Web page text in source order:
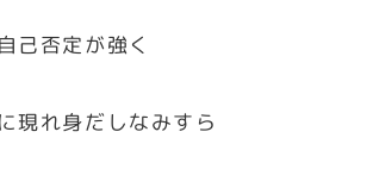
己否定が強く
現れ身だしなみすら